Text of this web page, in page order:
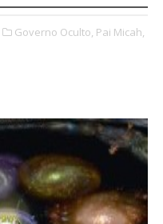
Governo Oculto, Pai Micah,